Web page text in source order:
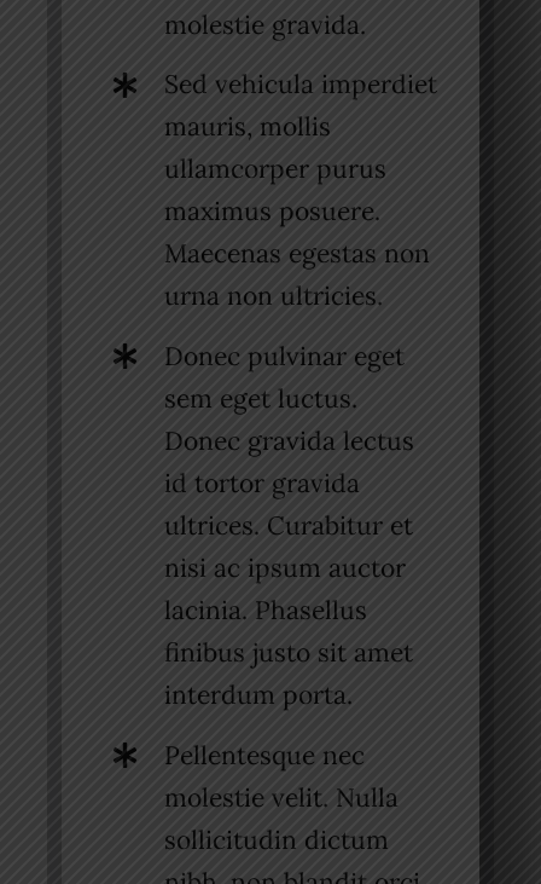
molestie gravida.
Sed vehicula imperdiet
mauris, mollis
ullamcorper purus
maximus posuere.
Maecenas egestas non
urna non ultricies.
Donec pulvinar eget
sem eget luctus.
Donec gravida lectus
id tortor gravida
ultrices. Curabitur et
nisi ac ipsum auctor
lacinia. Phasellus
finibus justo sit amet
interdum porta.
Pellentesque nec
molestie velit. Nulla
sollicitudin dictum